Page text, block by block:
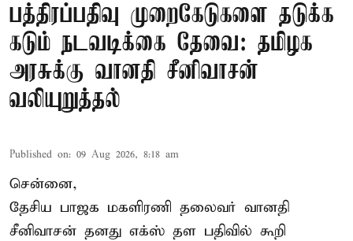
பத்திரப்பதிவு முறைகேடுகளை தடுக்க
கடும் நடவடிக்கை தேவை: தமிழக
அரசுக்கு வானதி சீனிவாசன்
வலியுறுத்தல்
Published on: 09 Aug 2026, 8:18 am
சென்னை,
தேசிய பாஜக மகளிரணி தலைவர் வானதி
சீனிவாசன் தனது எக்ஸ் தள பதிவில் கூறி